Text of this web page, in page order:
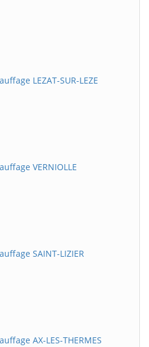
LEZAT-SUR-LEZE
VERNIOLLE
SAINT-LIZIER
AX-LES-THERMES